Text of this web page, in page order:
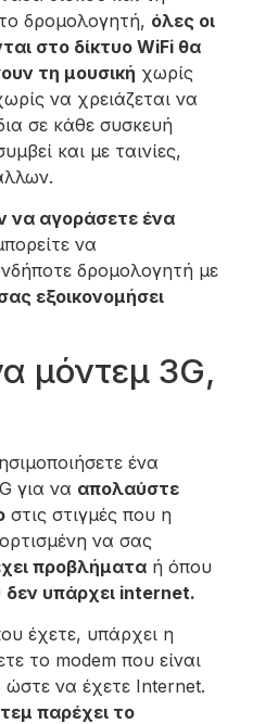
δρομολογητή, όλες οι
στο δίκτυο WiFi θα
τη μουσική χωρίς
να χρειάζεται να
σε κάθε συσκευή
και με ταινίες,
να αγοράσετε ένα
να
δρομολογητή με
εξοικονομήσει
μόντεμ 3G,
ένα
για να απολαύστε
στις στιγμές που η
να σας
προβλήματα ή όπου
δεν υπάρχει internet.
έχετε, υπάρχει η
το modem που είναι
να έχετε Internet.
παρέχει το